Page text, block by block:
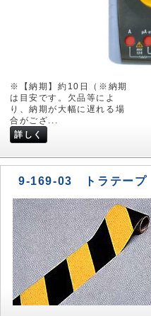
※【納期】約10日（※納期
は目安です。欠品等によ
り、納期が大幅に遅れる場
合がござ...
詳しく
9-169-03 トラテー